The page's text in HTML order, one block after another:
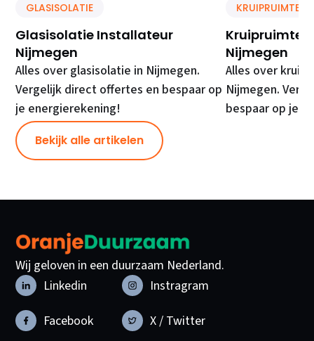
GLASISOLATIE
Glasisolatie Installateur
Nijmegen
Alles over glasisolatie in Nijmegen.
Vergelijk direct offertes en bespaar op
je energierekening!
KRUIPRUIMTE
Kruipruimte
Nijmegen
Alles over
Nijmegen.
bespaar op je
Bekijk alle artikelen
Wij geloven in een duurzaam Nederland.
Linkedin
Instragram
Facebook
X / Twitter